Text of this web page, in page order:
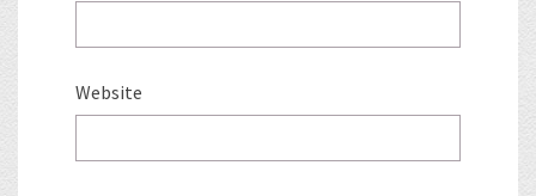
Website